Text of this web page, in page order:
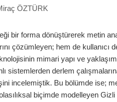
ÖZTÜRK
bir forma dönüştürerek metin
çözümleyen; hem de kullanıcı
mimari yapı ve
sistemlerden derlem
incelemiştik. Bu bölümde ise;
biçimde modelleyen